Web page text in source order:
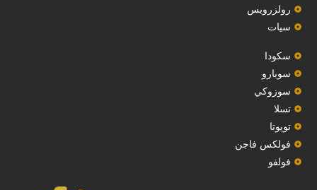
رولزرويس
سيات
سكودا
‏سوبارو‏
سوزوكي
تسلا
تويوتا
فولكس فاجن
فولفو